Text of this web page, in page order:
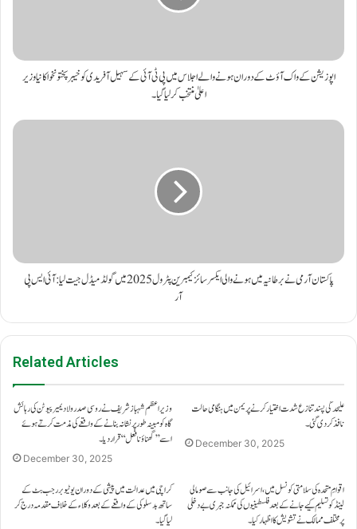
اپوزیشن کے واک آؤٹ کے دوران ہونے والے اجلاس میں پی ٹی آئی کے سہیل آفریدی کو خیبر پختونخوا کا نیا وزیر
اعلیٰ منتخب کر لیا گیا۔
پاکستان آرمی نے برطانیہ میں ہونے والی ایکسرسائز کیمبرین پٹرول 2025 میں گولڈ میڈل جیت لیا: آئی ایس پی
آر
Related Articles
وزیراعظم شہباز شریف نے روسی صدر ولادیمیر پیوٹن کی رہائش
گاہ کو مبینہ طور پر نشانہ بنانے کے واقعے کی مذمت کرتے ہوئے
اسے ’’گھناؤنا فعل‘‘ قرار دیا۔
December 30, 2025
علیحدگی پسند تنازع شدت اختیار کرنے پر یمن میں ہنگامی حالت
نافذ کر دی گئی۔
December 30, 2025
کراچی میں عدالت میں پیشی کے دوران یوٹیوبر رجب بٹ کے
ساتھ بدسلوکی کے واقعے کے بعد وکلاء کے خلاف مقدمہ درج کر
لیا گیا۔
اقوامِ متحدہ کی سلامتی کونسل میں، اسرائیل کی جانب سے صومالی
لینڈ کو تسلیم کیے جانے کے بعد فلسطینیوں کی ممکنہ جبری بے دخلی
پر مختلف ممالک نے تشویش کا اظہار کیا۔